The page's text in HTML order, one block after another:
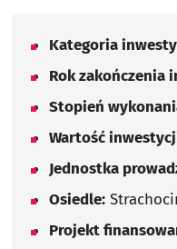
Kategoria
Rok zakończenia
Stopień
Wartość
Jednostka
Osiedle:
Projekt